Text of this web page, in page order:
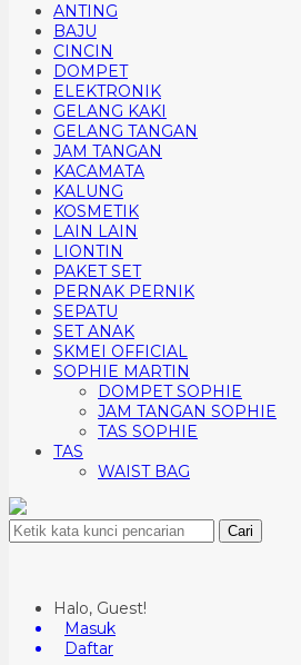
ANTING
BAJU
CINCIN
DOMPET
ELEKTRONIK
GELANG KAKI
GELANG TANGAN
JAM TANGAN
KACAMATA
KALUNG
KOSMETIK
LAIN LAIN
LIONTIN
PAKET SET
PERNAK PERNIK
SEPATU
SET ANAK
SKMEI OFFICIAL
SOPHIE MARTIN
DOMPET SOPHIE
JAM TANGAN SOPHIE
TAS SOPHIE
TAS
WAIST BAG
Cari
Halo, Guest!
Masuk
Daftar